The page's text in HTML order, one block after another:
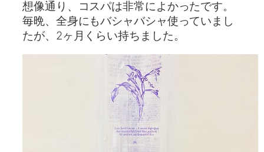
想像通り、コスパは非常によかったです。
毎晩、全身にもバシャバシャ使っていまし
たが、2ヶ月くらい持ちました。